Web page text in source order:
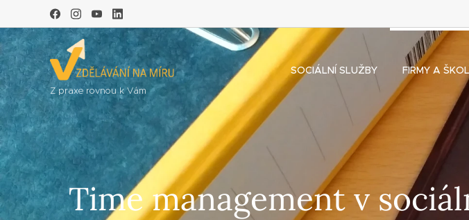
Z praxe rovnou k Vám
SOCIÁLNÍ SLUŽBY FIRMY A
Time management v